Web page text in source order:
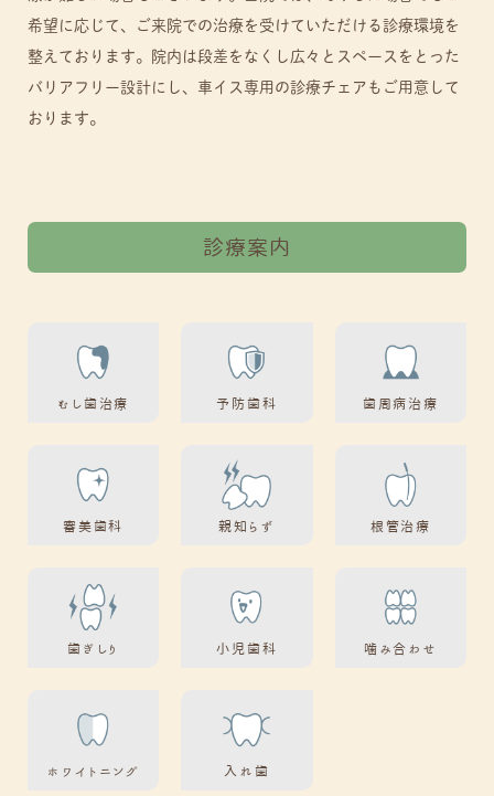
希望に応じて、ご来院での治療を受けていただける診療環境を
整えております。院内は段差をなくし広々とスペースをとった
バリアフリー設計にし、車イス専用の診療チェアもご用意して
おります。
診療案内
むし歯治療 予防歯科 歯周病治療
審美歯科 親知らず 根管治療
歯ぎしり 小児歯科 噛み合わせ
ホワイトニング 入れ歯